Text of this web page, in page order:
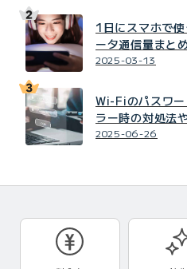
1日にスマホで
ータ通信量まと
2025-03-13
Wi-Fiのパスワー
ラー時の対処法
2025-06-26